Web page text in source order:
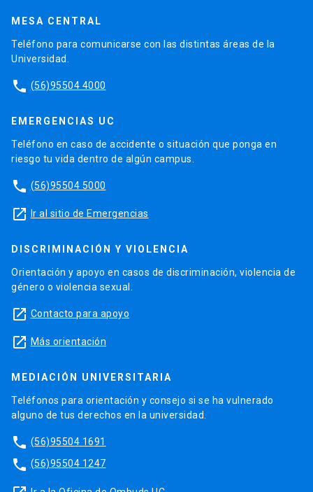
MESA CENTRAL
Teléfono para comunicarse con las distintas áreas de la
Universidad.
phone (56)95504 4000
EMERGENCIAS UC
Teléfono en caso de accidente o situación que ponga en
riesgo tu vida dentro de algún campus.
phone (56)95504 5000
launch Ir al sitio de Emergencias
DISCRIMINACIÓN Y VIOLENCIA
Orientación y apoyo en casos de discriminación, violencia de
género o violencia sexual.
launch Contacto para apoyo
launch Más orientación
MEDIACIÓN UNIVERSITARIA
Teléfonos para orientación y consejo si se ha vulnerado
alguno de tus derechos en la universidad.
phone (56)95504 1691
phone (56)95504 1247